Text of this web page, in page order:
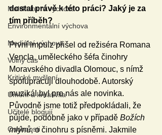
Multikulturní výchova
Environmentální výchova
Mediální výchova
Volný čas
Kritické myšlení
Umění a kreativita
Učitelé blogují
Osobnosti
dostal právě k této práci? Jaký je za
tím příběh?
První impulz přišel od režiséra Romana
Vencla, uměleckého šéfa činohry
Moravského divadla Olomouc, s nímž
spolupracuji dlouhodobě. Autorský
muzikál byl pro nás ale novinka.
Původně jsme totiž předpokládali, že
půjde, podobně jako v případě Božích
mlýnů, o činohru s písněmi. Jakmile